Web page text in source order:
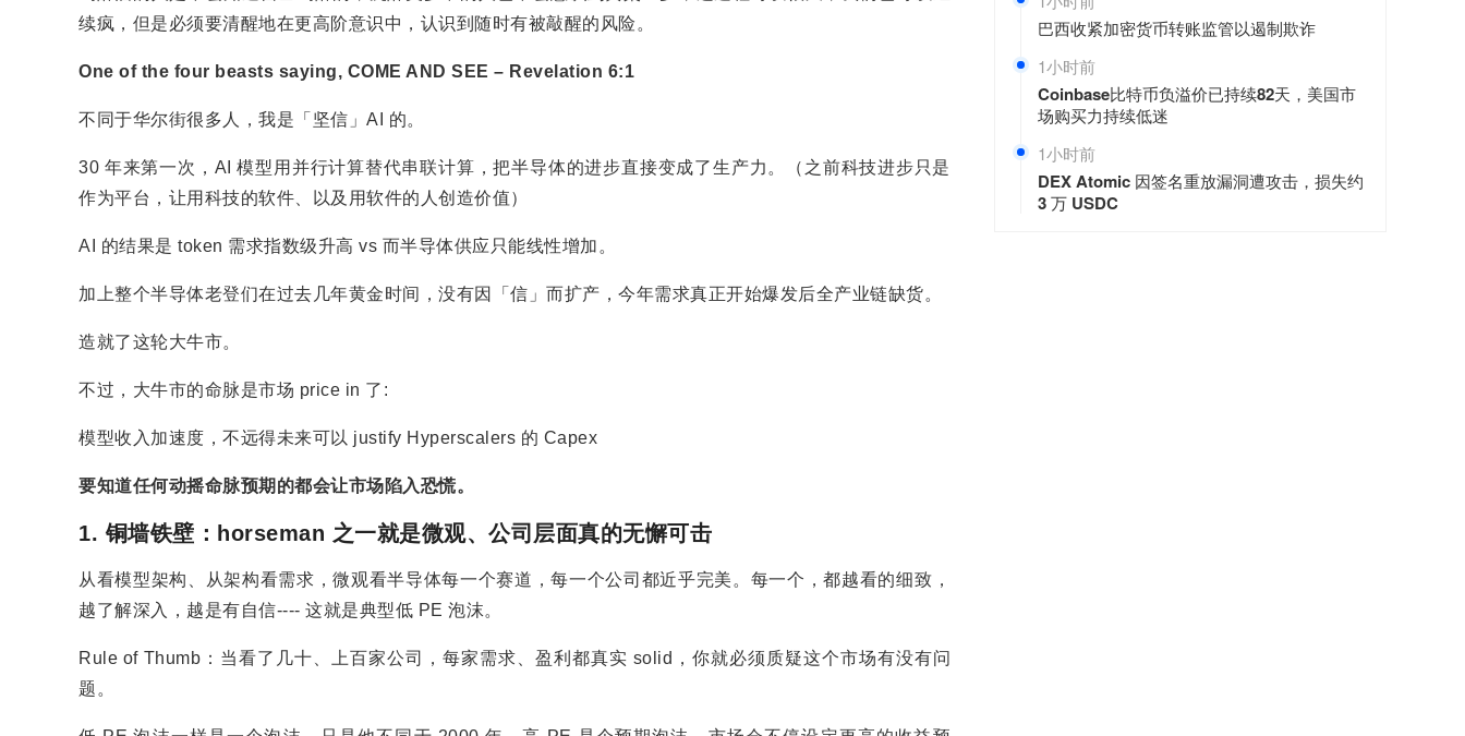
续疯，但是必须要清醒地在更高阶意识中，认识到随时有被敲醒的风险。
One of the four beasts saying, COME AND SEE – Revelation 6:1
不同于华尔街很多人，我是「坚信」AI 的。
30 年来第一次，AI 模型用并行计算替代串联计算，把半导体的进步直接变成了生产力。（之前科技进步只是
作为平台，让用科技的软件、以及用软件的人创造价值）
AI 的结果是 token 需求指数级升高 vs 而半导体供应只能线性增加。
加上整个半导体老登们在过去几年黄金时间，没有因「信」而扩产，今年需求真正开始爆发后全产业链缺货。
造就了这轮大牛市。
不过，大牛市的命脉是市场 price in 了:
模型收入加速度，不远得未来可以 justify Hyperscalers 的 Capex
要知道任何动摇命脉预期的都会让市场陷入恐慌。
1. 铜墙铁壁：horseman 之一就是微观、公司层面真的无懈可击
从看模型架构、从架构看需求，微观看半导体每一个赛道，每一个公司都近乎完美。每一个，都越看的细致，
越了解深入，越是有自信---- 这就是典型低 PE 泡沫。
Rule of Thumb：当看了几十、上百家公司，每家需求、盈利都真实 solid，你就必须质疑这个市场有没有问
题。
巴西收紧加密货币转账监管以遏制欺诈
1小时前
Coinbase比特币负溢价已持续82天，美国市
场购买力持续低迷
1小时前
DEX Atomic 因签名重放漏洞遭攻击，损失约
3 万 USDC